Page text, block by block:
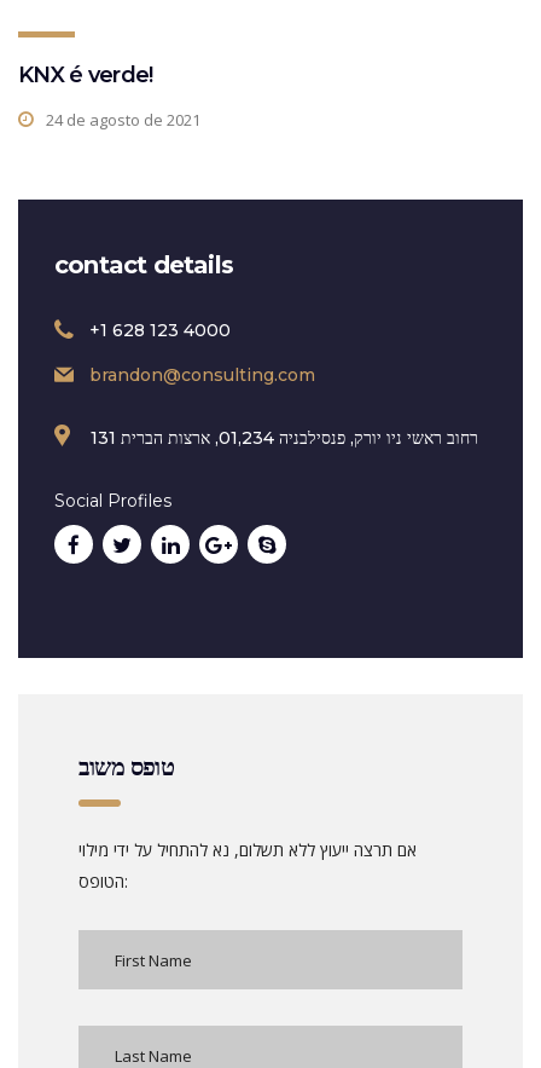
KNX é verde!
24 de agosto de 2021
contact details
+1 628 123 4000
brandon@consulting.com
131 רחוב ראשי ניו יורק, פנסילבניה 01,234, ארצות הברית
Social Profiles
טופס משוב
אם תרצה ייעוץ ללא תשלום, נא להתחיל על ידי מילוי
הטופס: